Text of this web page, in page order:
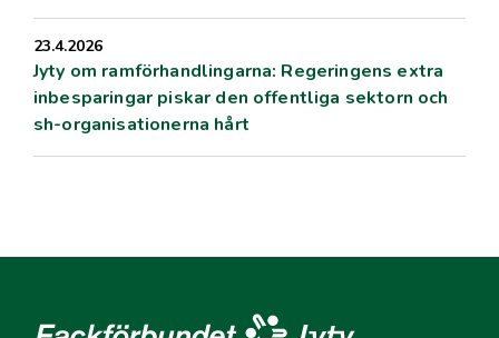
23.4.2026
Jyty om ramförhandlingarna: Regeringens extra
inbesparingar piskar den offentliga sektorn och
sh-organisationerna hårt